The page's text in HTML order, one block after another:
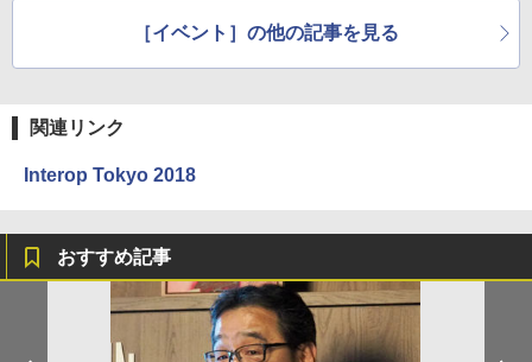
［イベント］の他の記事を見る
関連リンク
Interop Tokyo 2018
おすすめ記事